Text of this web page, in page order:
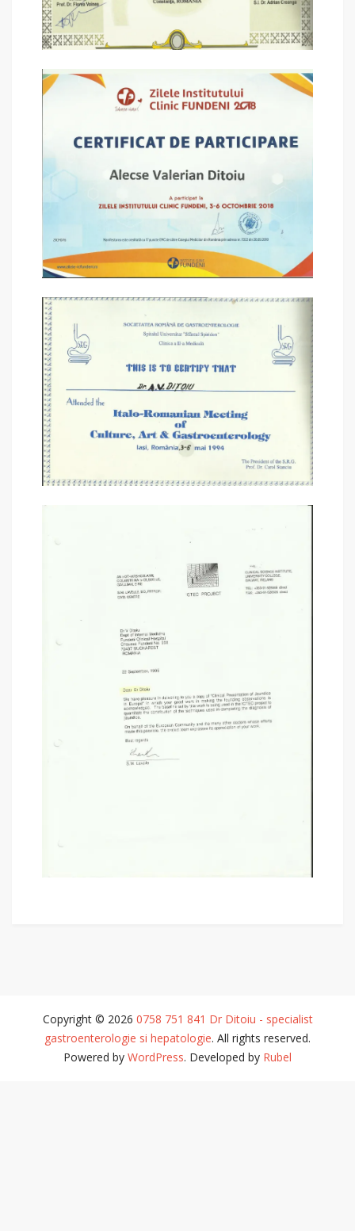
Copyright © 2026 0758 751 841 Dr Ditoiu - specialist
gastroenterologie si hepatologie. All rights reserved.
Powered by WordPress. Developed by Rubel